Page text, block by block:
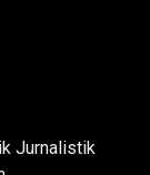
Jurnalistik